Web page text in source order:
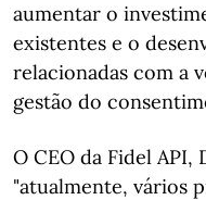
aumentar o
existentes e o
relacionadas com a
gestão do
O CEO da Fidel API,
"atualmente, vários